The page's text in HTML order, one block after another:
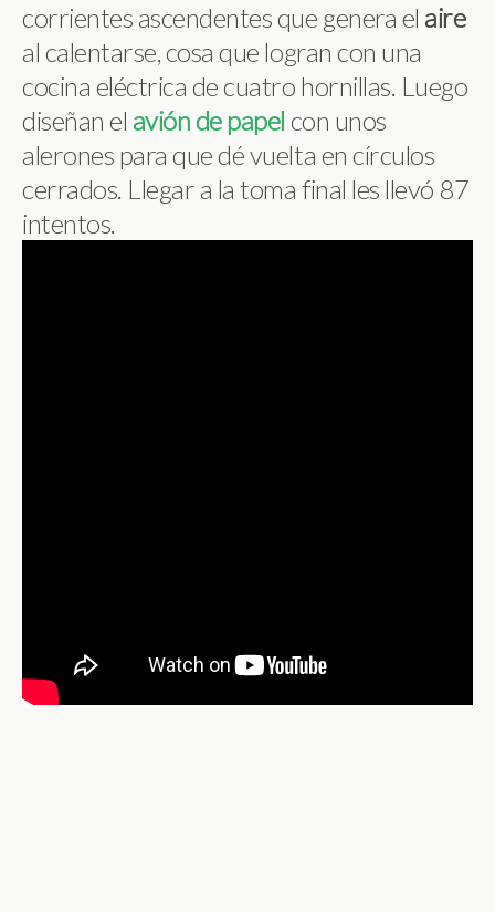
corrientes ascendentes que genera elaire
al calentarse, cosa que logran con una
cocina eléctrica de cuatro hornillas. Luego
diseñan el avión de papel con unos
alerones para que dé vuelta en círculos
cerrados. Llegar a la toma final les llevó 87
intentos.